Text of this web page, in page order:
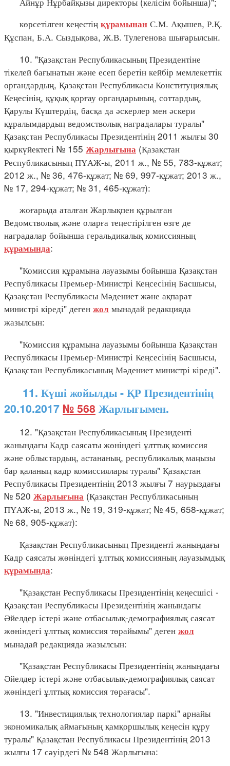
көрсетілген кеңестің құрамынан С.М. Ақышев, Р.Қ.
Құспан, Б.А. Сыздықова, Ж.В. Тулегенова шығарылсын.
10. "Қазақстан Республикасының Президентіне
тікелей бағынатын және есеп беретін кейбір мемлекеттік
органдардың, Қазақстан Республикасы Конституциялық
Кеңесінің, құқық қорғау органдарының, соттардың,
Қарулы Күштердің, басқа да әскерлер мен әскери
құралымдардың ведомстволық наградалары туралы"
Қазақстан Республикасы Президентінің 2011 жылғы 30
қыркүйектегі № 155 Жарлығына (Қазақстан
Республикасының ПҮАЖ-ы, 2011 ж., № 55, 783-құжат;
2012 ж., № 36, 476-құжат; № 69, 997-құжат; 2013 ж.,
№ 17, 294-құжат; № 31, 465-құжат):
жоғарыда аталған Жарлықпен құрылған
Ведомстволық және оларға теңестірілген өзге де
наградалар бойынша геральдикалық комиссияның
құрамында:
"Комиссия құрамына лауазымы бойынша Қазақстан
Республикасы Премьер-Министрі Кеңсесінің Басшысы,
Қазақстан Республикасы Мәдениет және ақпарат
министрі кіреді" деген жол мынадай редакцияда
жазылсын:
"Комиссия құрамына лауазымы бойынша Қазақстан
Республикасы Премьер-Министрі Кеңсесінің Басшысы,
Қазақстан Республикасының Мәдениет министрі кіреді".
11. Күші жойылды - ҚР Президентінің
20.10.2017 № 568 Жарлығымен.
12. "Қазақстан Республикасының Президенті
жанындағы Кадр саясаты жөніндегі ұлттық комиссия
және облыстардың, астананың, республикалық маңызы
бар қаланың кадр комиссиялары туралы" Қазақстан
Республикасы Президентінің 2013 жылғы 7 наурыздағы
№ 520 Жарлығына (Қазақстан Республикасының
ПҮАЖ-ы, 2013 ж., № 19, 319-құжат; № 45, 658-құжат;
№ 68, 905-құжат):
Қазақстан Республикасының Президенті жанындағы
Кадр саясаты жөніндегі ұлттық комиссияның лауазымдық
құрамында:
"Қазақстан Республикасы Президентінің кеңесшісі -
Қазақстан Республикасы Президентінің жанындағы
Әйелдер істері және отбасылық-демографиялық саясат
жөніндегі ұлттық комиссия төрайымы" деген жол
мынадай редакцияда жазылсын:
"Қазақстан Республикасы Президентінің жанындағы
Әйелдер істері және отбасылық-демографиялық саясат
жөніндегі ұлттық комиссия төрағасы".
13. "Инвестициялық технологиялар паркі" арнайы
экономикалық аймағының қамқоршылық кеңесін құру
туралы" Қазақстан Республикасы Президентінің 2013
жылғы 17 сәуірдегі № 548 Жарлығына: